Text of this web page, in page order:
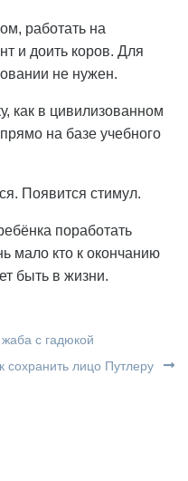
работать на
и доить коров. Для
не нужен.
как в цивилизованном
на базе учебного
Появится стимул.
поработать
мало кто к окончанию
быть в жизни.
с гадюкой
лицо Путлеру